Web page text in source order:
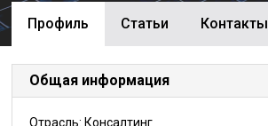
Профиль Cтатьи Контакты
Общая информация
Отрасль: Консалтинг